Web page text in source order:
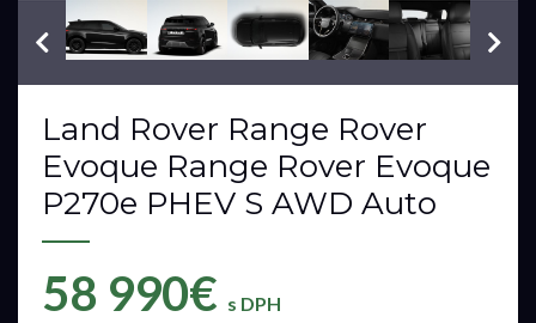
VIN: LR02
Land Rover Range Rover
Evoque Range Rover Evoque
P270e PHEV S AWD Auto
58 990€ s DPH